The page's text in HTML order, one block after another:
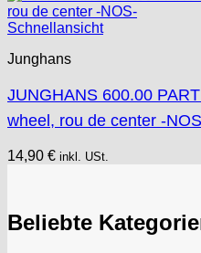
Schnellansicht
Junghans
JUNGHANS 600.00
wheel, rou de center -
14,90 € inkl. USt.
Beliebte